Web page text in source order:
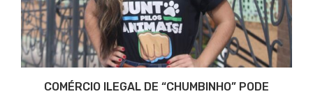
COMÉRCIO ILEGAL DE “CHUMBINHO” PODE